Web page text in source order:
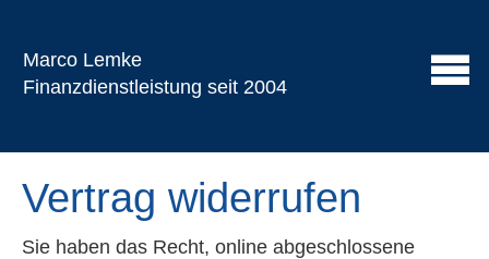
Marco Lemke
Finanzdienstleistung seit 2004
Vertrag widerrufen
Sie haben das Recht, online abgeschlossene